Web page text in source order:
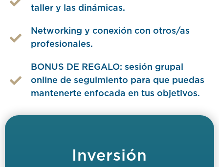
taller y las dinámicas.
Networking y conexión con otros/as
profesionales.
BONUS DE REGALO: sesión grupal
online de seguimiento para que puedas
mantenerte enfocada en tus objetivos.
Inversión